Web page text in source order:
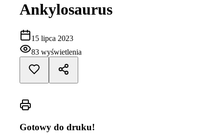
Ankylosaurus
15 lipca 2023
83 wyświetlenia
Gotowy do druku!